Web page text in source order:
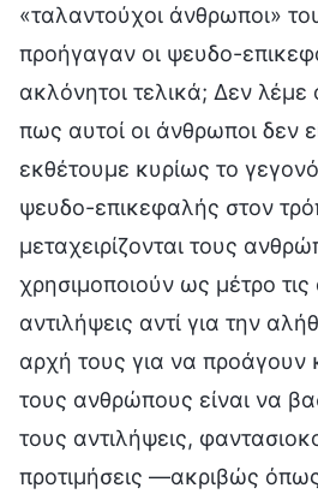
«ταλαντούχοι άνθρωποι»
προήγαγαν οι ψευδο-
ακλόνητοι τελικά; Δεν λέμε
πως αυτοί οι άνθρωποι δεν
εκθέτουμε κυρίως το
ψευδο-επικεφαλής στον
μεταχειρίζονται τους
χρησιμοποιούν ως μέτρο
αντιλήψεις αντί για την
αρχή τους για να προάγουν
τους ανθρώπους είναι να
τους αντιλήψεις,
προτιμήσεις —ακριβώς